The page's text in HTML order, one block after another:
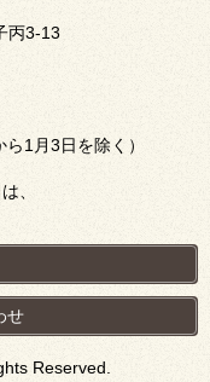
丙3-13
1月3日を除く）
、
せ
Reserved.